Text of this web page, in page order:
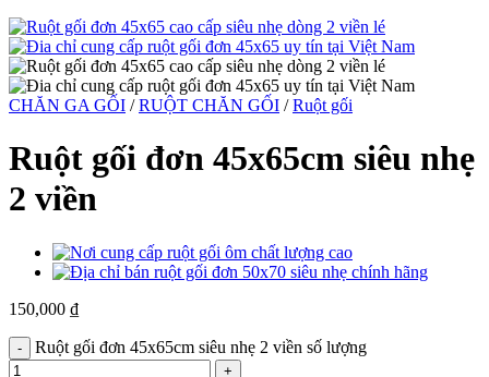
CHĂN GA GỐI / RUỘT CHĂN GỐI / Ruột gối
Ruột gối đơn 45x65cm siêu nhẹ
2 viền
150,000 ₫
Ruột gối đơn 45x65cm siêu nhẹ 2 viền số lượng